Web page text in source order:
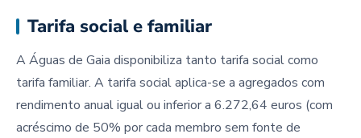
Tarifa social e familiar
A Águas de Gaia disponibiliza tanto tarifa social como
tarifa familiar. A tarifa social aplica-se a agregados com
rendimento anual igual ou inferior a 6.272,64 euros (com
acréscimo de 50% por cada membro sem fonte de